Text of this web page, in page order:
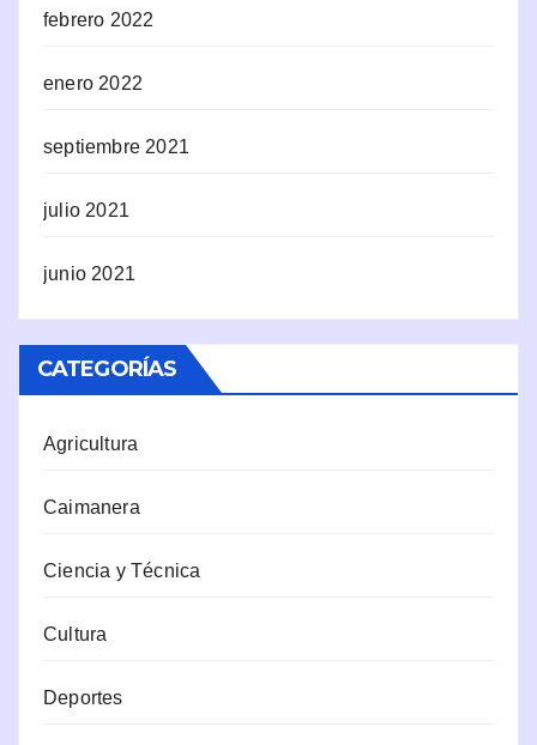
febrero 2022
enero 2022
septiembre 2021
julio 2021
junio 2021
CATEGORÍAS
Agricultura
Caimanera
Ciencia y Técnica
Cultura
Deportes